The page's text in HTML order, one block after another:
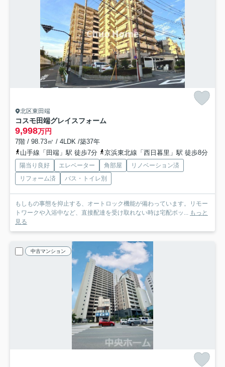
北区東田端
コスモ田端グレイスフォーム
9,998万円
7階 / 98.73㎡ / 4LDK /築37年
山手線「田端」駅 徒歩7分
京浜東北線「西日暮里」駅 徒歩8分
陽当り良好 エレベーター 角部屋
リノベーション済
リフォーム済
バス・トイレ別
もしもの事態を抑止する、オートロック機能が備わっています。リモー
トワークや入浴中など、直接配達を受け取れない時は宅配ボッ...
もっと
見る
中古マンション